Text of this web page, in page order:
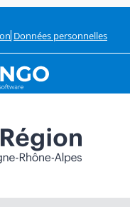
Données personnelles